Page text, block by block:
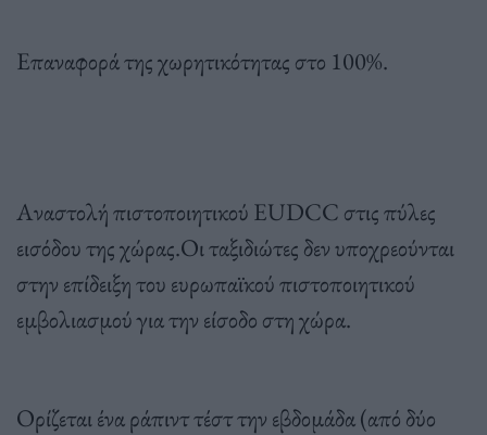
Επαναφορά της χωρητικότητας στο 100%.
Αναστολή πιστοποιητικού EUDCC στις πύλες
εισόδου της χώρας.Οι ταξιδιώτες δεν υποχρεούνται
στην επίδειξη του ευρωπαϊκού πιστοποιητικού
εμβολιασμού για την είσοδο στη χώρα.
Ορίζεται ένα ράπιντ τέστ την εβδομάδα (από δύο